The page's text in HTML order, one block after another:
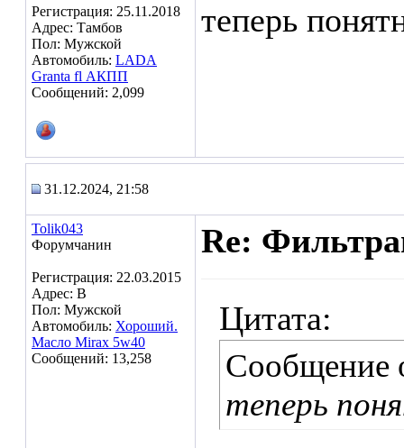
Регистрация: 25.11.2018
Адрес: Тамбов
Пол: Мужской
Автомобиль: LADA
Granta fl АКПП
Сообщений: 2,099
теперь
31.12.2024, 21:58
Tolik043
Форумчанин
Регистрация: 22.03.2015
Адрес: В
Пол: Мужской
Автомобиль: Хороший.
Масло Mirax 5w40
Сообщений: 13,258
Re:
Цитата:
Сообщение
теперь